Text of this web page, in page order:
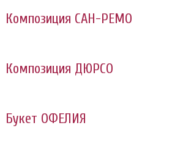
Композиция САН-РЕМО
Композиция ДЮРСО
Букет ОФЕЛИЯ